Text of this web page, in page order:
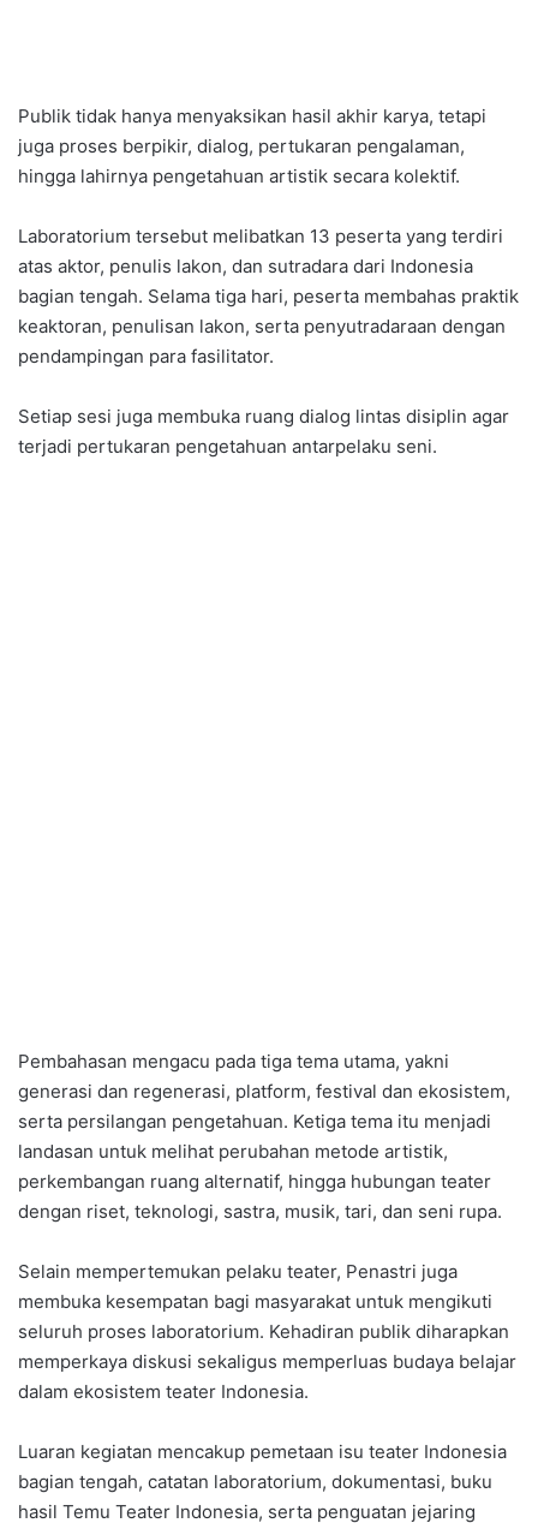
Publik tidak hanya menyaksikan hasil akhir karya, tetapi
juga proses berpikir, dialog, pertukaran pengalaman,
hingga lahirnya pengetahuan artistik secara kolektif.
Laboratorium tersebut melibatkan 13 peserta yang terdiri
atas aktor, penulis lakon, dan sutradara dari Indonesia
bagian tengah. Selama tiga hari, peserta membahas praktik
keaktoran, penulisan lakon, serta penyutradaraan dengan
pendampingan para fasilitator.
Setiap sesi juga membuka ruang dialog lintas disiplin agar
terjadi pertukaran pengetahuan antarpelaku seni.
Pembahasan mengacu pada tiga tema utama, yakni
generasi dan regenerasi, platform, festival dan ekosistem,
serta persilangan pengetahuan. Ketiga tema itu menjadi
landasan untuk melihat perubahan metode artistik,
perkembangan ruang alternatif, hingga hubungan teater
dengan riset, teknologi, sastra, musik, tari, dan seni rupa.
Selain mempertemukan pelaku teater, Penastri juga
membuka kesempatan bagi masyarakat untuk mengikuti
seluruh proses laboratorium. Kehadiran publik diharapkan
memperkaya diskusi sekaligus memperluas budaya belajar
dalam ekosistem teater Indonesia.
Luaran kegiatan mencakup pemetaan isu teater Indonesia
bagian tengah, catatan laboratorium, dokumentasi, buku
hasil Temu Teater Indonesia, serta penguatan jejaring